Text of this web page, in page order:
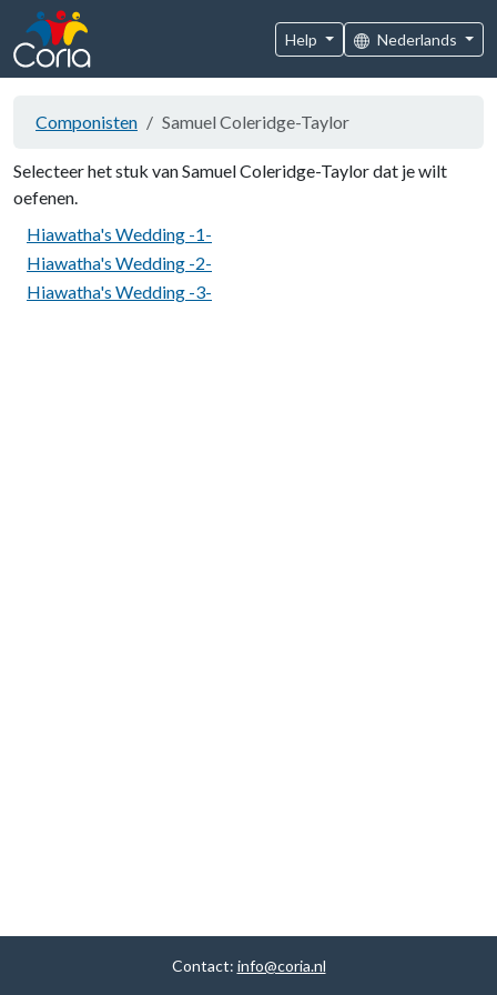
Help Nederlands
Componisten Samuel Coleridge-Taylor
Selecteer het stuk van Samuel Coleridge-Taylor dat je wilt
oefenen.
Hiawatha's Wedding -1-
Hiawatha's Wedding -2-
Hiawatha's Wedding -3-
Contact: info@coria.nl